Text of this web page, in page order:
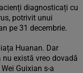
diagnosticați cu
potrivit unui
pe 31 decembrie.
Huanan. Dar
există vreo dovadă
Guixian s-a